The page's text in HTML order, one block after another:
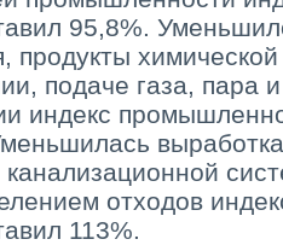
95,8%.
продукты
подаче газа, пара
индекс
отходов
113%.